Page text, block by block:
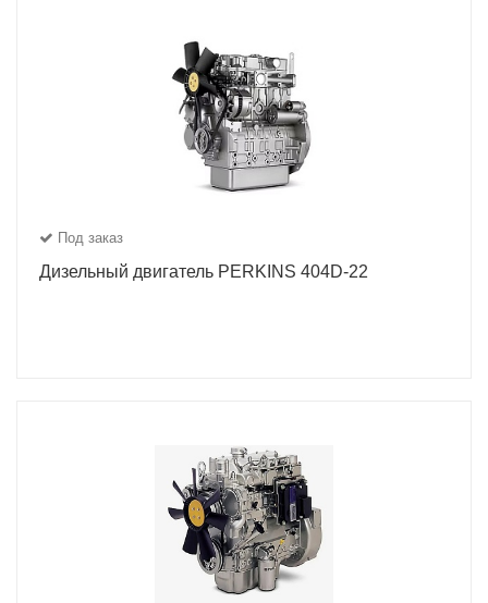
Под заказ
Дизельный двигатель PERKINS 404D-22